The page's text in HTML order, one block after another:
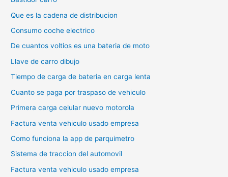
Que es la cadena de distribucion
Consumo coche electrico
De cuantos voltios es una bateria de moto
Llave de carro dibujo
Tiempo de carga de bateria en carga lenta
Cuanto se paga por traspaso de vehiculo
Primera carga celular nuevo motorola
Factura venta vehiculo usado empresa
Como funciona la app de parquimetro
Sistema de traccion del automovil
Factura venta vehiculo usado empresa